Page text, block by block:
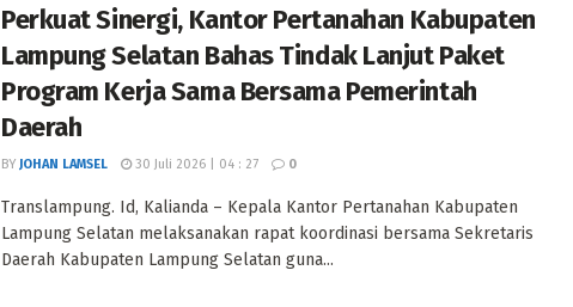
Perkuat Sinergi, Kantor Pertanahan Kabupaten
Lampung Selatan Bahas Tindak Lanjut Paket
Program Kerja Sama Bersama Pemerintah
Daerah
BY JOHAN LAMSEL 30 Juli 2026 | 04 : 27 0
Translampung. Id, Kalianda – Kepala Kantor Pertanahan Kabupaten
Lampung Selatan melaksanakan rapat koordinasi bersama Sekretaris
Daerah Kabupaten Lampung Selatan guna...